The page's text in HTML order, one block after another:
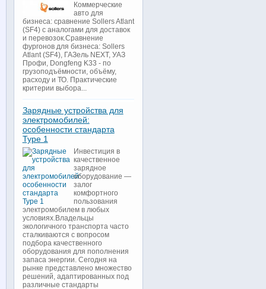
Коммерческие
авто для
бизнеса: сравнение Sollers Atlant
(SF4) с аналогами для доставок
и перевозок.Сравнение
фургонов для бизнеса: Sollers
Atlant (SF4), ГАЗель NEXT, УАЗ
Профи, Dongfeng K33 - по
грузоподъёмности, объёму,
расходу и ТО. Практические
критерии выбора...
Зарядные устройства для
электромобилей:
особенности стандарта
Type 1
Инвестиция в
качественное
зарядное
оборудование —
залог
комфортного
пользования
электромобилем в любых
условиях.Владельцы
экологичного транспорта часто
сталкиваются с вопросом
подбора качественного
оборудования для пополнения
запаса энергии. Сегодня на
рынке представлено множество
решений, адаптированных под
различные стандарты